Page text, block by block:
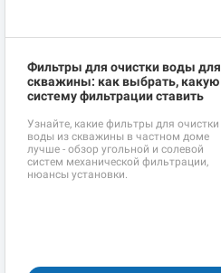
Фильтры для очистки воды для
скважины: как выбрать, какую
систему фильтрации ставить
Узнайте, какие фильтры для очистки
воды из скважины в частном доме
лучше - обзор угольной и солевой
систем механической фильтрации,
нюансы установки.